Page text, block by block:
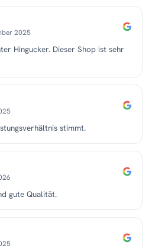
2025
Hingucker. Dieser Shop ist sehr
stimmt.
gute Qualität.